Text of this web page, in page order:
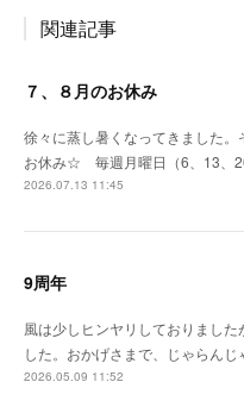
関連記事
７、８月のお休み
徐々に蒸し暑くなってきました
お休み☆ 毎週月曜日（6、13、
2026.07.13 11:45
9周年
風は少しヒンヤリしておりまし
した。おかげさまで、じゃらん
2026.05.09 11:52